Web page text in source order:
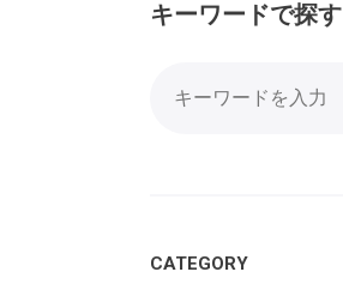
キーワードで探す
CATEGORY